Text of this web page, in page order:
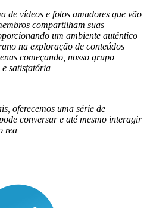
de vídeos e fotos amadores que vão
compartilham suas
um ambiente autêntico
na exploração de conteúdos
começando, nosso grupo
e satisfatória
oferecemos uma série de
conversar e até mesmo interagir
rea